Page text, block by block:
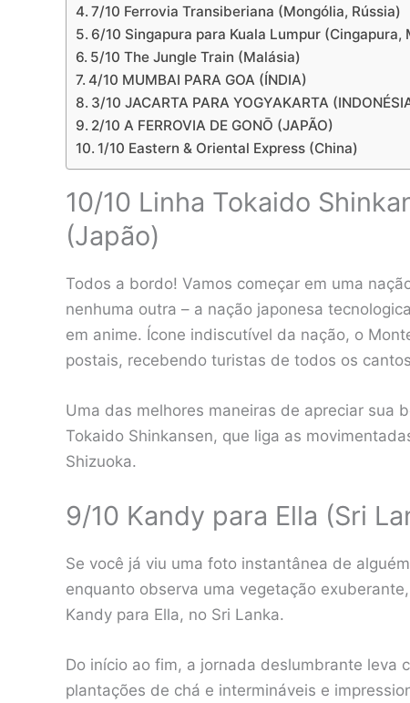
7/10 Ferrovia Transiberiana (Mongólia, Rússia)
6/10 Singapura para Kuala Lumpur (Cingapura,
5/10 The Jungle Train (Malásia)
4/10 MUMBAI PARA GOA (ÍNDIA)
3/10 JACARTA PARA YOGYAKARTA
2/10 A FERROVIA DE GONŌ (JAPÃO)
1/10 Eastern & Oriental Express (China)
10/10 Linha Tokaido
(Japão)
Todos a bordo! Vamos começar em uma
nenhuma outra – a nação japonesa
em anime. Ícone indiscutível da nação, o
postais, recebendo turistas de todos os
Uma das melhores maneiras de apreciar sua
Tokaido Shinkansen, que liga as
Shizuoka.
9/10 Kandy para Ella (Sri
Se você já viu uma foto instantânea de
enquanto observa uma vegetação
Kandy para Ella, no Sri Lanka.
Do início ao fim, a jornada deslumbrante leva
plantações de chá e intermináveis ​​​​e